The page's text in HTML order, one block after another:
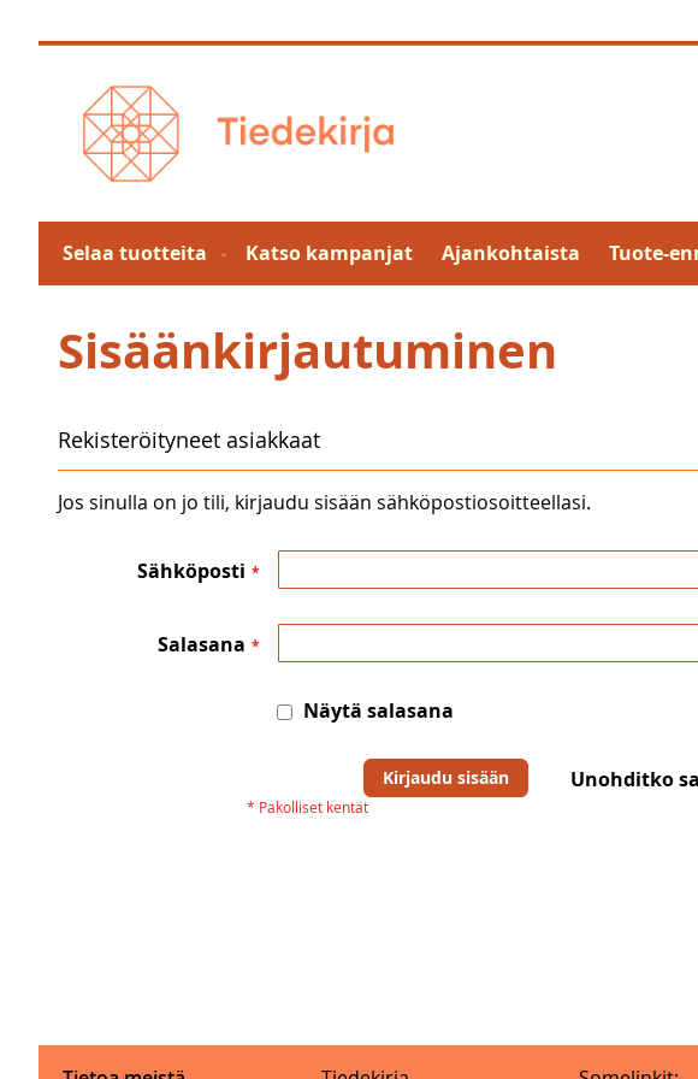
to
Selaa tuotteita Katso kampanjat Ajankohtaista Tuote-
Sisäänkirjautuminen
Rekisteröityneet asiakkaat
Jos sinulla on jo tili, kirjaudu sisään sähköpostiosoitteellasi.
Sähköposti
Salasana
Näytä salasana
Kirjaudu sisään Unohditko